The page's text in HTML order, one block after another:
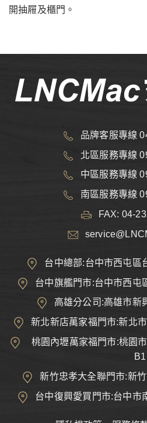
開抽屜及櫃門。
品牌客服專線
北區服務專線
中區服務專線
南區服務專線
FAX: 04-
台中總部:台中市西屯區
台中旗艦門市:台中市西屯
高雄分公司:高雄市新
新北新店萬家福門市:新北
桃園內壢萬家福門市:桃園
B1
新竹忠孝大全聯門市:新
台中復興愛買門市:台中市